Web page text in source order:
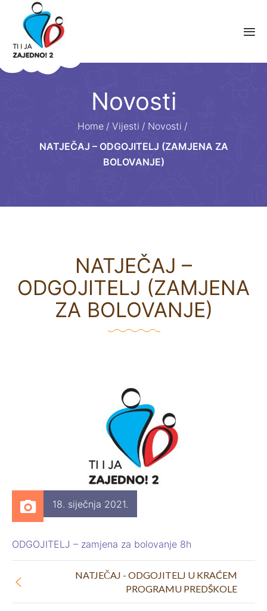
Novosti
Home / Vijesti / Novosti /
NATJEČAJ – ODGOJITELJ (ZAMJENA ZA
BOLOVANJE)
NATJEČAJ –
ODGOJITELJ (ZAMJENA
ZA BOLOVANJE)
18. siječnja 2021.
ODGOJITELJ – zamjena za bolovanje 8h
NATJEČAJ - ODGOJITELJ U KRAĆEM
PROGRAMU PREDŠKOLE